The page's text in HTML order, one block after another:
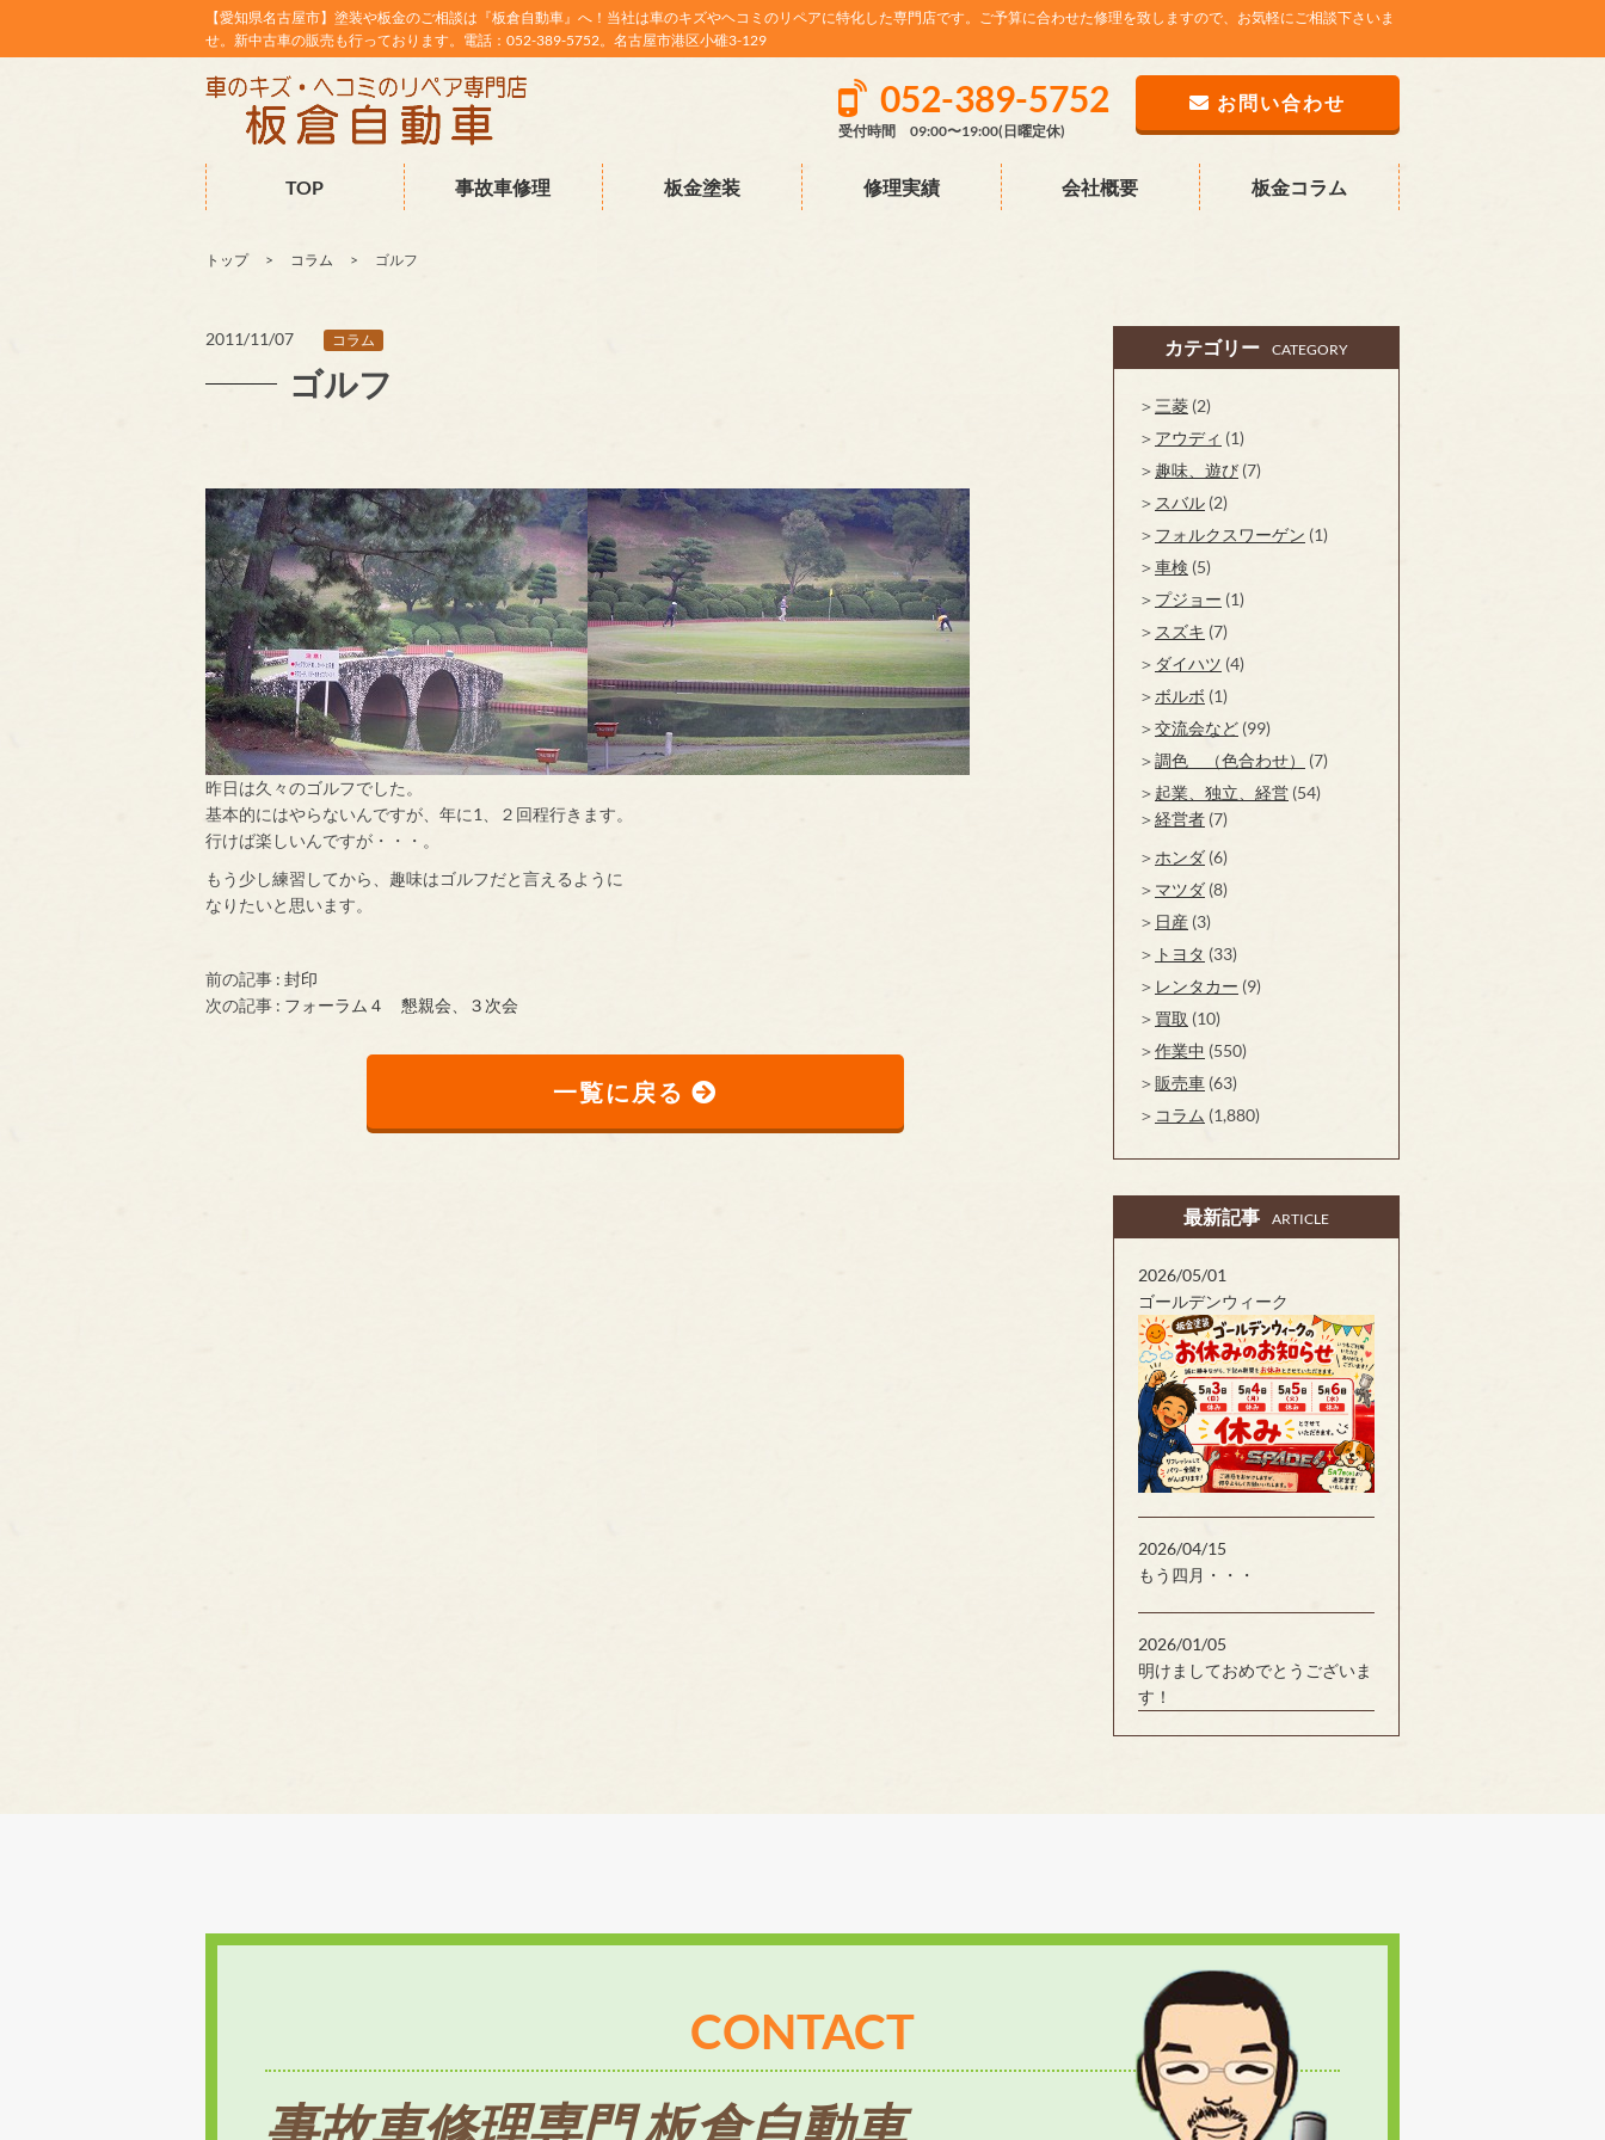
【愛知県名古屋市】塗装や板金のご相談は『板倉自動車』へ！当社は車のキズやヘコミのリペアに特化した専門店です。ご予算に合わせた修理を致しますので、お気軽にご相談下さいま
せ。新中古車の販売も行っております。電話：052-389-5752。名古屋市港区小碓3-129
052-389-5752
受付時間 09:00〜19:00(日曜定休)
お問い合わせ
TOP 事故車修理 板金塗装 修理実績 会社概要 板金コラム
トップ コラム ゴルフ
2011/11/07 コラム
ゴルフ
昨日は久々のゴルフでした。
基本的にはやらないんですが、年に1、２回程行きます。
行けば楽しいんですが・・・。
もう少し練習してから、趣味はゴルフだと言えるように
なりたいと思います。
前の記事 : 封印
次の記事 : フォーラム４ 懇親会、３次会
一覧に戻る
カテゴリー CATEGORY
三菱 (2)
アウディ (1)
趣味、遊び (7)
スバル (2)
フォルクスワーゲン (1)
車検 (5)
プジョー (1)
スズキ (7)
ダイハツ (4)
ボルボ (1)
交流会など (99)
調色 （色合わせ）
(7)
起業、独立、経営 (54)
経営者 (7)
ホンダ (6)
マツダ (8)
日産 (3)
トヨタ (33)
レンタカー (9)
買取 (10)
作業中 (550)
販売車 (63)
コラム (1,880)
最新記事 ARTICLE
2026/05/01
ゴールデンウィーク
2026/04/15
もう四月・・・
2026/01/05
明けましておめでとうございま
す！
CONTACT
事故車修理専門 板倉自動車